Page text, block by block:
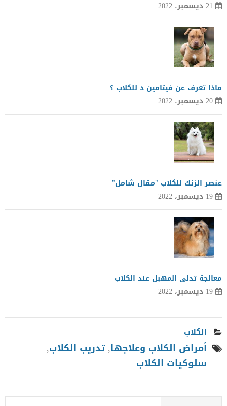
21 ديسمبر، 2022
ماذا تعرف عن فيتامين د للكلاب ؟
20 ديسمبر، 2022
عنصر الزنك للكلاب "مقال شامل"
19 ديسمبر، 2022
معالجة تدلى المهبل عند الكلاب
19 ديسمبر، 2022
الكلاب
أمراض الكلاب وعلاجها,تدريب الكلاب,
سلوكيات الكلاب